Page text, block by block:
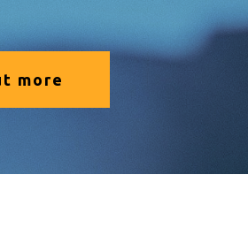
more